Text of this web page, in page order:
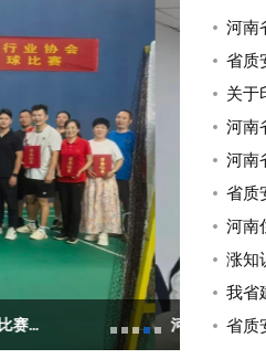
省检测
河南
省质
关于
河南
河南
省质
河南
涨知
我省
省质